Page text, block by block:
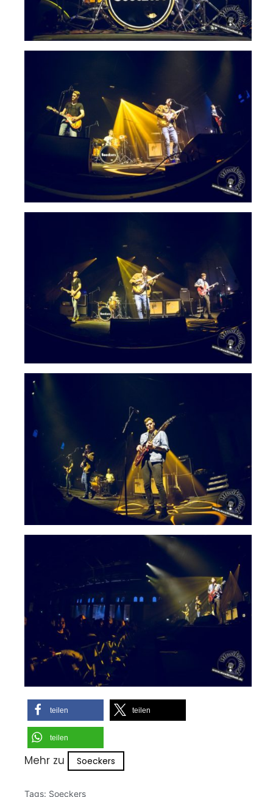
teilen teilen
teilen
Mehr zu Soeckers
Tags: Soeckers